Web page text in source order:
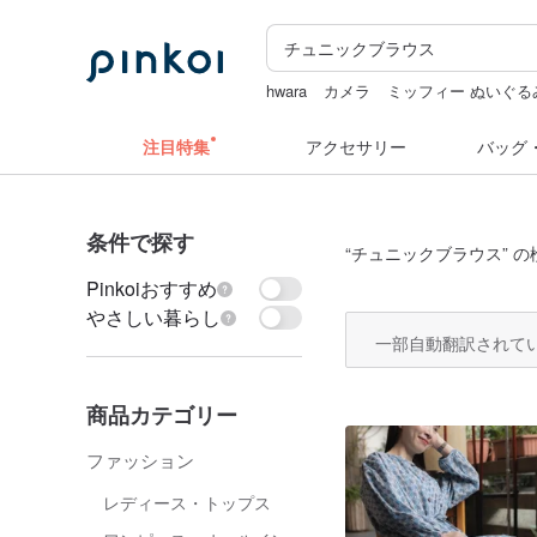
hwara カメラ
ミッフィー ぬいぐる
注目特集 アクセサリー バッグ
条件で探す
Pinkoiおすすめ
やさしい暮らし
商品カテゴリー
ファッション
レディース・トップス
“チュニックブラウス” の
一部自動翻訳されて